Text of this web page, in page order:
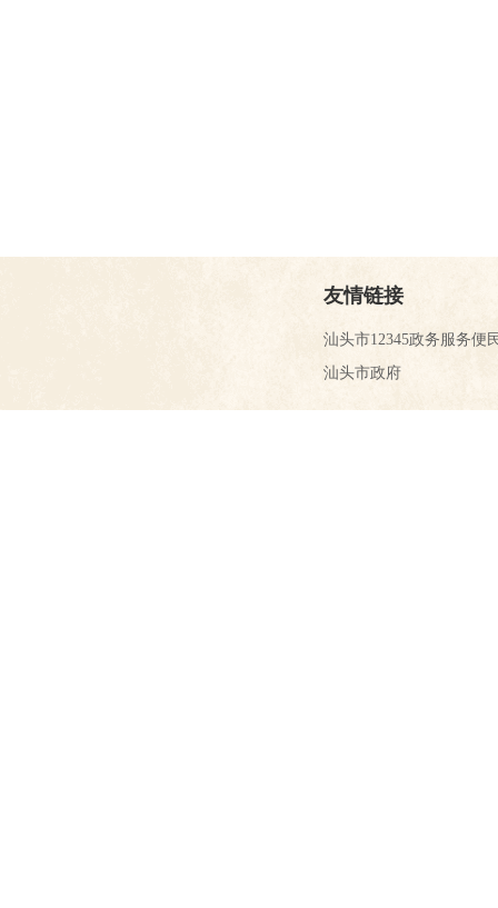
友情链接
汕头市12345政务服务便
汕头市政府